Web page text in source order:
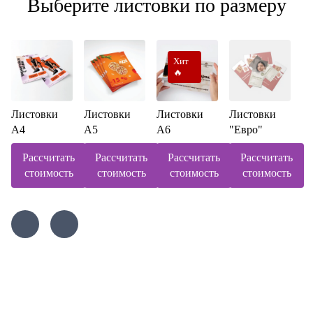
Выберите листовки по размеру
Листовки
А4
Рассчитать
стоимость
Листовки
А5
Рассчитать
стоимость
Хит
🔥
Листовки
А6
Рассчитать
стоимость
Листовки
"Евро"
Рассчитать
стоимость